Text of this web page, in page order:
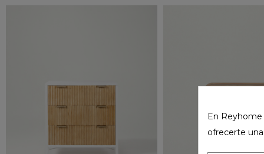
En
ofrecerte